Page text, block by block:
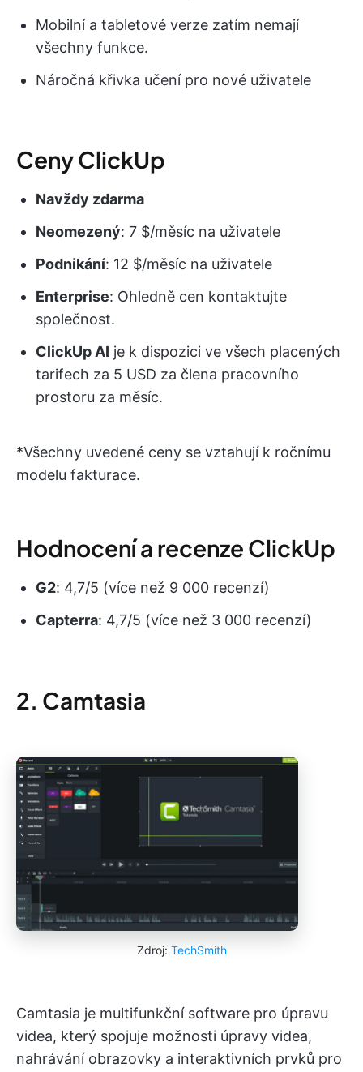
Mobilní a tabletové verze zatím nemají
všechny funkce.
Náročná křivka učení pro nové uživatele
Ceny ClickUp
Navždy zdarma
Neomezený: 7 $/měsíc na uživatele
Podnikání: 12 $/měsíc na uživatele
Enterprise: Ohledně cen kontaktujte
společnost.
ClickUp AI je k dispozici ve všech placených
tarifech za 5 USD za člena pracovního
prostoru za měsíc.
*Všechny uvedené ceny se vztahují k ročnímu
modelu fakturace.
Hodnocení a recenze ClickUp
G2: 4,7/5 (více než 9 000 recenzí)
Capterra: 4,7/5 (více než 3 000 recenzí)
2. Camtasia
Zdroj: TechSmith
Camtasia je multifunkční software pro úpravu
videa, který spojuje možnosti úpravy videa,
nahrávání obrazovky a interaktivních prvků pro